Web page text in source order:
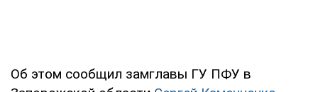
Об этом сообщил замглавы ГУ ПФУ в